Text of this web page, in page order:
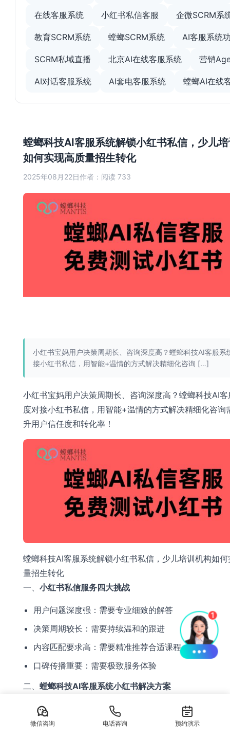
螳螂科技AI客服系统解锁小红书私信，少儿
如何实现高质量招生转化
2025年08月22日作者： 阅读 733
小红书宝妈用户决策周期长、咨询深度高？螳螂科技AI客服系
接小红书私信，用智能+温情的方式解决精细化咨询 […]
小红书宝妈用户决策周期长、咨询深度高？螳螂科技AI
度对接小红书私信，用智能+温情的方式解决精细化咨询
升用户信任度和转化率！
螳螂科技AI客服系统解锁小红书私信，少儿培训机构如
量招生转化
一、 小红书私信服务四大挑战
用户问题深度强：需要专业细致的解答
决策周期较长：需要持续温和的跟进
内容匹配要求高：需要精准推荐合适课程
口碑传播重要：需要极致服务体验
二、 螳螂科技AI客服系统小红书解决方案
深度咨询服务
智能分析用户笔记内容，预判需求偏好
在线客服系统 小红书私信客服 企微SCRM系
教育SCRM系统 螳螂SCRM系统 AI客服系统
SCRM私域直播 北京AI在线客服系统 营销
AI对话客服系统 AI套电客服系统 螳螂AI在线
微信咨询 电话咨询 预约演示